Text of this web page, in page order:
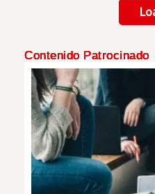
Contenido Patrocinado